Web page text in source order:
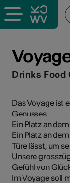
Drinks Food
Das Voyage ist
Genusses.
Ein Platz an
Ein Platz an
Türe lässt, um
Unsere
Gefühl von
Im Voyage soll